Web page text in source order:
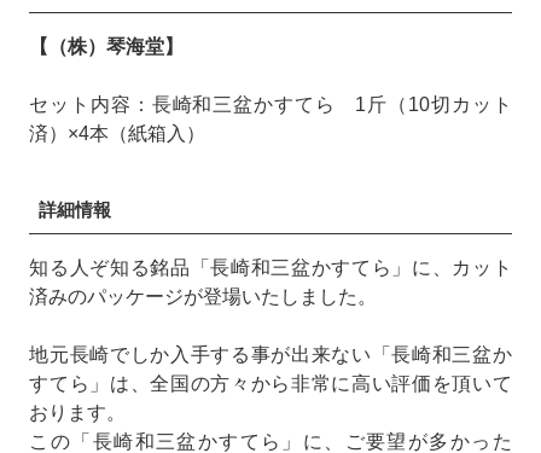
【（株）琴海堂】
セット内容：長崎和三盆かすてら 1斤（10切カット
済）×4本（紙箱入）
詳細情報
知る人ぞ知る銘品「長崎和三盆かすてら」に、カット
済みのパッケージが登場いたしました。
地元長崎でしか入手する事が出来ない「長崎和三盆か
すてら」は、全国の方々から非常に高い評価を頂いて
おります。
この「長崎和三盆かすてら」に、ご要望が多かった